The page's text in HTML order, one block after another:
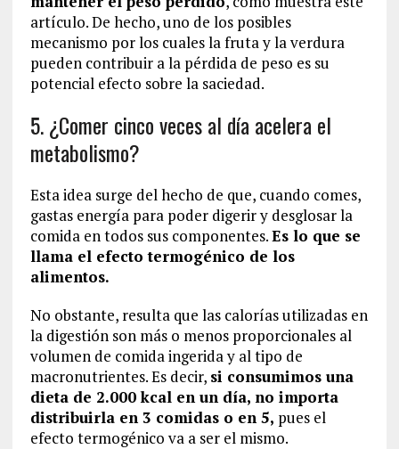
artículo. De hecho, uno de los posibles
mecanismo por los cuales la fruta y la verdura
pueden contribuir a la pérdida de peso es su
potencial efecto sobre la saciedad.
5. ¿Comer cinco veces al día acelera el
metabolismo?
Esta idea surge del hecho de que, cuando comes,
gastas energía para poder digerir y desglosar la
comida en todos sus componentes.Es lo que se
llama el efecto termogénico de los
alimentos.
No obstante, resulta que las calorías utilizadas en
la digestión son más o menos proporcionales al
volumen de comida ingerida y al tipo de
macronutrientes. Es decir, si consumimos una
dieta de 2.000 kcal en un día, no importa
distribuirla en 3 comidas o en 5, pues el
efecto termogénico va a ser el mismo.